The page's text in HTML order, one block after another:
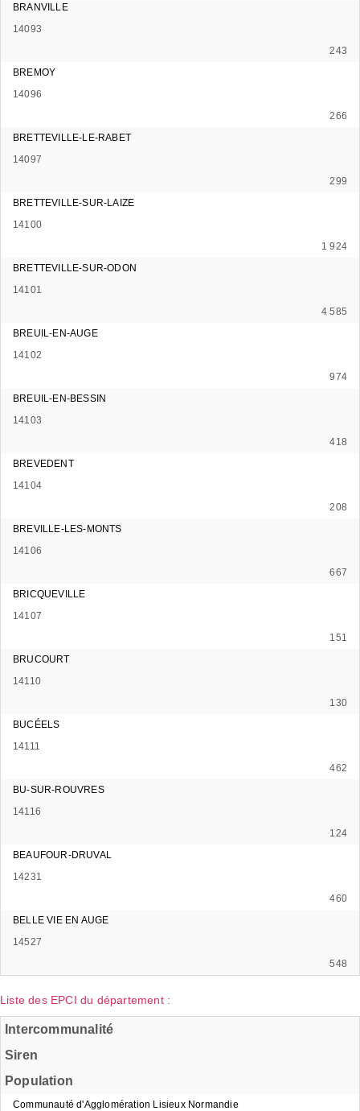
BRANVILLE
14093
243
BREMOY
14096
266
BRETTEVILLE-LE-RABET
14097
299
BRETTEVILLE-SUR-LAIZE
14100
1 924
BRETTEVILLE-SUR-ODON
14101
4 585
BREUIL-EN-AUGE
14102
974
BREUIL-EN-BESSIN
14103
418
BREVEDENT
14104
208
BREVILLE-LES-MONTS
14106
667
BRICQUEVILLE
14107
151
BRUCOURT
14110
130
BUCÉELS
14111
462
BU-SUR-ROUVRES
14116
124
BEAUFOUR-DRUVAL
14231
460
BELLE VIE EN AUGE
14527
548
Liste des EPCI du département :
Intercommunalité
Siren
Population
Communauté d'Agglomération Lisieux Normandie